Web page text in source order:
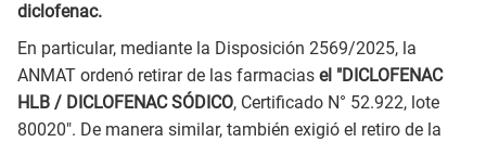
diclofenac.
En particular, mediante la Disposición 2569/2025, la
ANMAT ordenó retirar de las farmacias el "DICLOFENAC
HLB / DICLOFENAC SÓDICO, Certificado N° 52.922, lote
80020". De manera similar, también exigió el retiro de la